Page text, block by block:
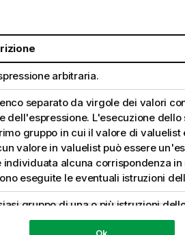
arbitraria.
separato da virgole dei valori
dell'espressione. L'esecuzione
gruppo in cui il valore di
valore in valuelist può essere
individuata alcuna corrispondenza in
eseguite le eventuali istruzioni
gruppo di una o più istruzioni